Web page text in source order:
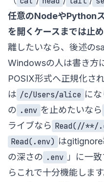
任意のNodeやPython
を開くケースまでは止
離したいなら、後述の
Windowsの人は書き方
POSIX形式へ正規化され
は /c/Users/alice に
の .env を止めたいなら
ライブなら Read(//**/
Read(.env) は
の深さの .env 」に一
らこれで十分機能します